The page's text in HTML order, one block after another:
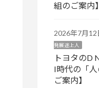
組のご案内】
2026年7月12
発展途上人
トヨタのD
I時代の「
ご案内】